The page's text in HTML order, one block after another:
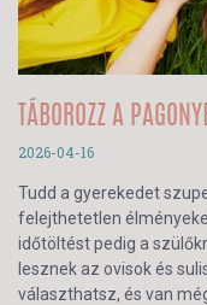
TÁBOROZZ A
2026-04-16
Tudd a gyerekedet
felejthetetlen
időtöltést pedig a
lesznek az ovisok és
választhatsz, és van